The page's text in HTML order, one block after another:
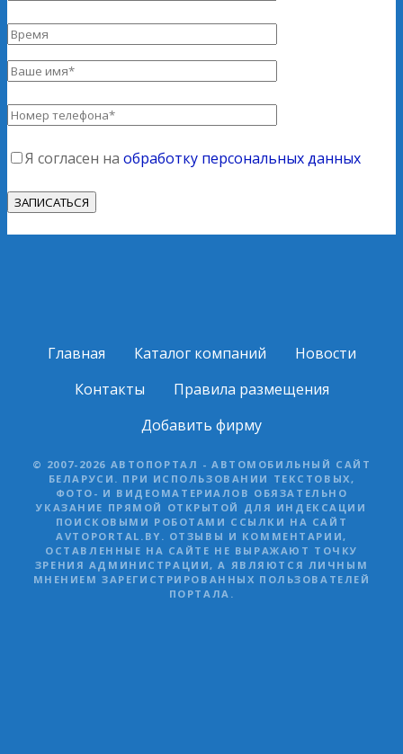
Я согласен на обработку персональных данных
Главная Каталог компаний
Новости
Контакты
Правила размещения
Добавить фирму
© 2007-2026 АВТОПОРТАЛ - АВТОМОБИЛЬНЫЙ САЙТ
БЕЛАРУСИ. ПРИ ИСПОЛЬЗОВАНИИ ТЕКСТОВЫХ,
ФОТО- И ВИДЕОМАТЕРИАЛОВ ОБЯЗАТЕЛЬНО
УКАЗАНИЕ ПРЯМОЙ ОТКРЫТОЙ ДЛЯ ИНДЕКСАЦИИ
ПОИСКОВЫМИ РОБОТАМИ ССЫЛКИ НА САЙТ
AVTOPORTAL.BY. ОТЗЫВЫ И КОММЕНТАРИИ,
ОСТАВЛЕННЫЕ НА САЙТЕ НЕ ВЫРАЖАЮТ ТОЧКУ
ЗРЕНИЯ АДМИНИСТРАЦИИ, А ЯВЛЯЮТСЯ ЛИЧНЫМ
МНЕНИЕМ ЗАРЕГИСТРИРОВАННЫХ ПОЛЬЗОВАТЕЛЕЙ
ПОРТАЛА.